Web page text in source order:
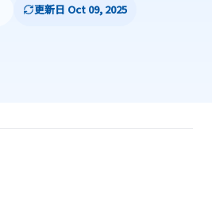
更新日 Oct 09, 2025